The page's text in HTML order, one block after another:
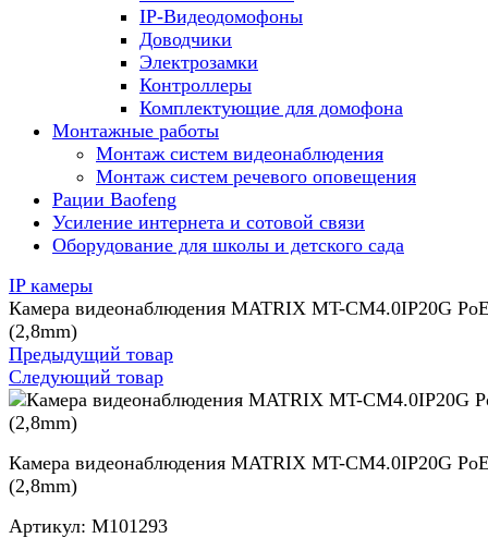
IP-Видеодомофоны
Доводчики
Электрозамки
Контроллеры
Комплектующие для домофона
Монтажные работы
Монтаж систем видеонаблюдения
Монтаж систем речевого оповещения
Рации Baofeng
Усиление интернета и сотовой связи
Оборудование для школы и детского сада
IP камеры
Камера видеонаблюдения MATRIX MT-CM4.0IP20G
(2,8mm)
Предыдущий товар
Следующий товар
Камера видеонаблюдения MATRIX MT-CM4.0IP20G
(2,8mm)
Артикул: M101293